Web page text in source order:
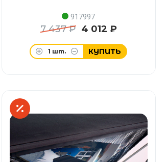
917997
7 437 ₽ 4 012 ₽
1 шт. КУПИТЬ